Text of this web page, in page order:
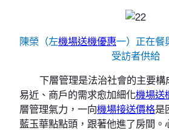
陳榮（左機場送機優惠一）正在餐
受訪者供給
下層管理是法治社會的主要
易近、商戶的需求愈加細化機場送
層管理氣力，一向機場接送價格是
藍玉華點點頭，跟著他進了房間。